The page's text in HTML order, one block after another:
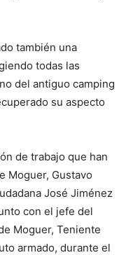
también una
todas las
del antiguo camping
su aspecto
de trabajo que han
Moguer, Gustavo
José Jiménez
con el jefe del
Moguer, Teniente
armado, durante el